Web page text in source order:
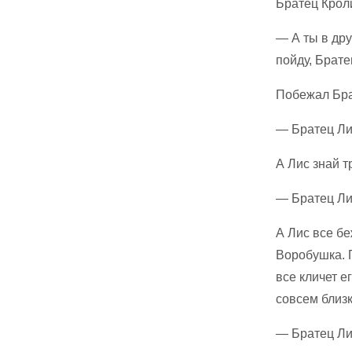
Братец
— А ты в
пойду,
Побежал
— Братец
А Лис знай
— Братец
А Лис все
Воробушка.
все кличет
совсем
— Братец